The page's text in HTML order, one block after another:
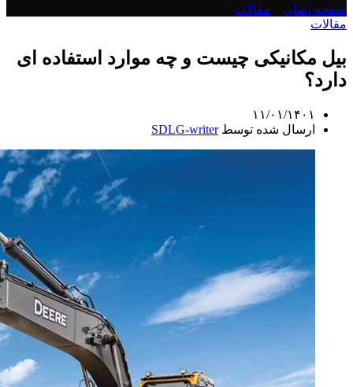
صفحه اصلی مقالات
مقالات
بیل مکانیکی چیست و چه موارد استفاده ای
دارد؟
۱۱/۰۱/۱۴۰۱
ارسال شده توسط SDLG-writer